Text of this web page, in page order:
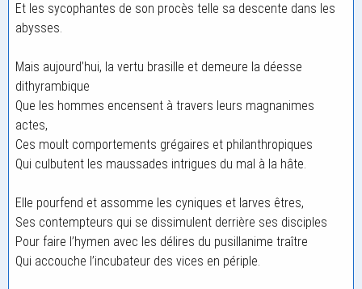
Et les sycophantes de son procès telle sa descente dans les
abysses.
Mais aujourd’hui, la vertu brasille et demeure la déesse
dithyrambique
Que les hommes encensent à travers leurs magnanimes
actes,
Ces moult comportements grégaires et philanthropiques
Qui culbutent les maussades intrigues du mal à la hâte.
Elle pourfend et assomme les cyniques et larves êtres,
Ses contempteurs qui se dissimulent derrière ses disciples
Pour faire l’hymen avec les délires du pusillanime traître
Qui accouche l’incubateur des vices en périple.